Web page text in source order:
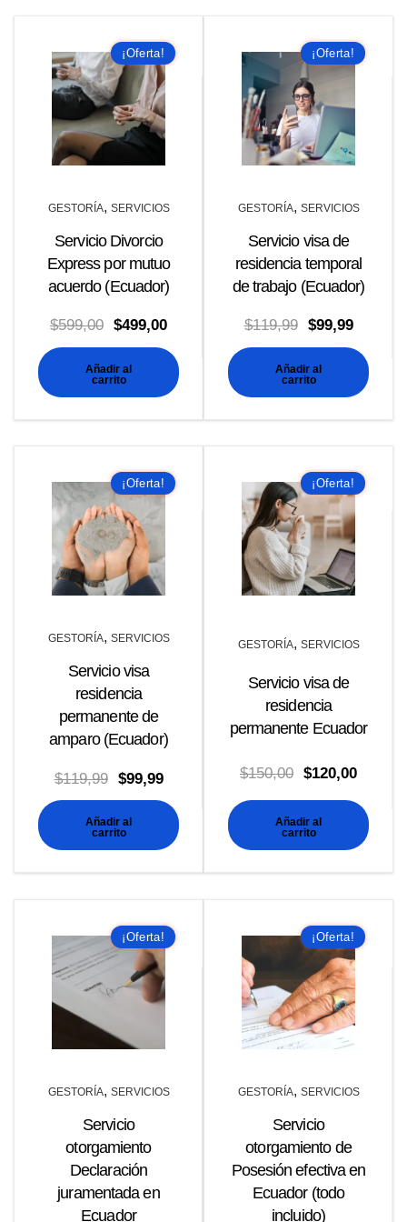
¡Oferta!
GESTORÍA, SERVICIOS
Servicio Divorcio
Express por mutuo
acuerdo (Ecuador)
$599,00 El
precio
original
$499,00El
precio
actual
Añadir al
carrito
¡Oferta!
GESTORÍA, SERVICIOS
Servicio visa de
residencia temporal
de trabajo (Ecuador)
$119,99
El
precio
original
$99,99El
precio
actual
Añadir al
carrito
¡Oferta!
GESTORÍA, SERVICIOS
Servicio visa
residencia
permanente de
amparo (Ecuador)
$119,99
El
precio
original
$99,99El
precio
actual
Añadir al
carrito
¡Oferta!
GESTORÍA, SERVICIOS
Servicio visa de
residencia
permanente Ecuador
$150,00 El
precio
original
era:
$120,00El
precio
actual
Añadir al
carrito
¡Oferta!
GESTORÍA, SERVICIOS
Servicio
otorgamiento
Declaración
juramentada en
Ecuador
¡Oferta!
GESTORÍA, SERVICIOS
Servicio
otorgamiento de
Posesión efectiva en
Ecuador (todo
incluido)